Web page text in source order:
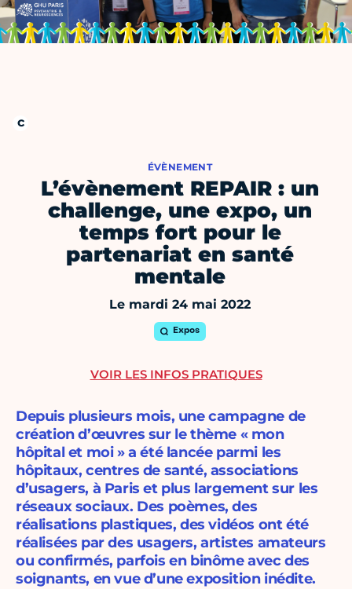
ÉVÈNEMENT
L’évènement REPAIR : un
challenge, une expo, un
temps fort pour le
partenariat en santé
mentale
Le mardi 24 mai 2022
Expos
Depuis plusieurs mois, une campagne de
création d’œuvres sur le thème « mon
hôpital et moi » a été lancée parmi les
hôpitaux, centres de santé, associations
d’usagers, à Paris et plus largement sur les
réseaux sociaux. Des poèmes, des
réalisations plastiques, des vidéos ont été
réalisées par des usagers, artistes amateurs
ou confirmés, parfois en binôme avec des
soignants, en vue d’une exposition inédite.
VOIR LES INFOS PRATIQUES